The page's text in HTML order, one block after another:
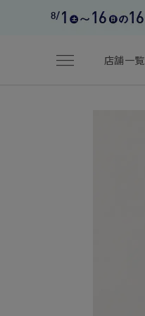
menu 店舗一覧